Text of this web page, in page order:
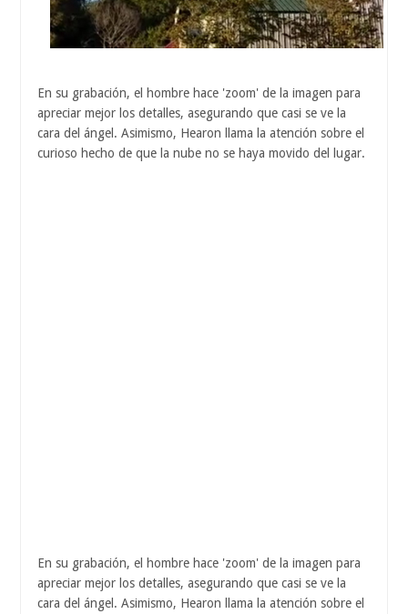
En su grabación, el hombre hace 'zoom' de la imagen para
apreciar mejor los detalles, asegurando que casi se ve la
cara del ángel. Asimismo, Hearon llama la atención sobre el
curioso hecho de que la nube no se haya movido del lugar.
En su grabación, el hombre hace 'zoom' de la imagen para
apreciar mejor los detalles, asegurando que casi se ve la
cara del ángel. Asimismo, Hearon llama la atención sobre el